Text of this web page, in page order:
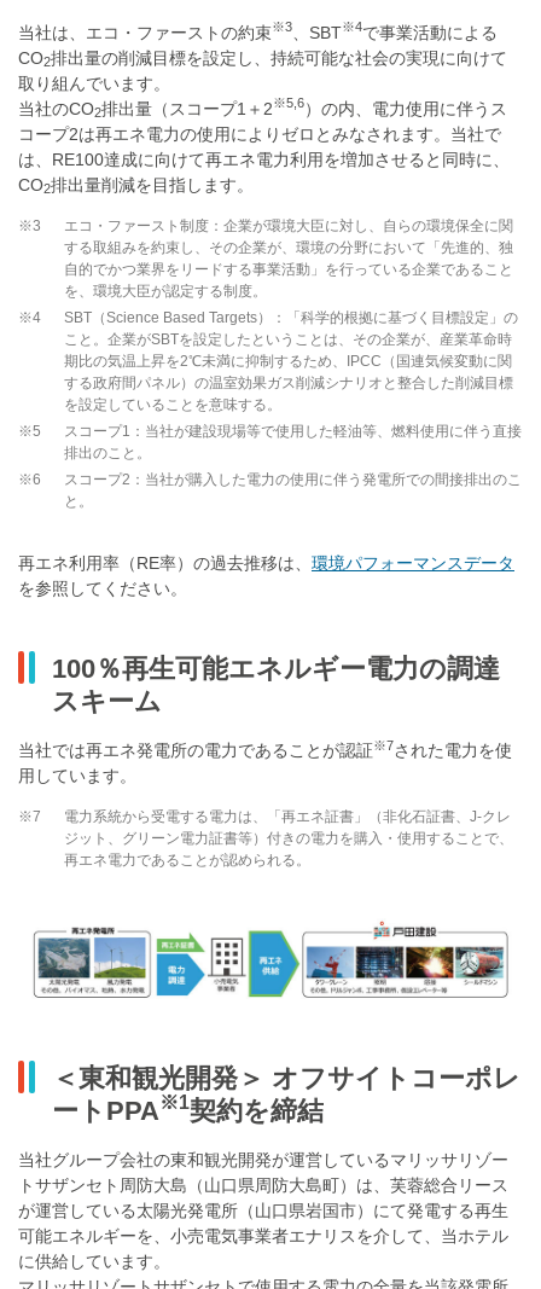
当社は、エコ・ファーストの約束※3 、SBT※4で事業活動による
CO2排出量の削減目標を設定し、持続可能な社会の実現に向けて
取り組んでいます。
当社のCO2排出量（スコープ1＋2※5,6）の内、電力使用に伴うス
コープ2は再エネ電力の使用によりゼロとみなされます。当社で
は、RE100達成に向けて再エネ電力利用を増加させると同時に、
CO2排出量削減を目指します。
※3
エコ・ファースト制度：企業が環境大臣に対し、自らの環境保全に関
する取組みを約束し、その企業が、環境の分野において「先進的、独
自的でかつ業界をリードする事業活動」を行っている企業であること
を、環境大臣が認定する制度。
※4
SBT（Science Based Targets）：「科学的根拠に基づく目標設定」の
こと。企業がSBTを設定したということは、その企業が、産業革命時
期比の気温上昇を2℃未満に抑制するため、IPCC（国連気候変動に関
する政府間パネル）の温室効果ガス削減シナリオと整合した削減目標
を設定していることを意味する。
※5
スコープ1：当社が建設現場等で使用した軽油等、燃料使用に伴う直接
排出のこと。
※6
スコープ2：当社が購入した電力の使用に伴う発電所での間接排出のこ
と。
再エネ利用率（RE率）の過去推移は、 環境パフォーマンスデータ
を参照してください。
100％再生可能エネルギー電力の調達
スキーム
当社では再エネ発電所の電力であることが認証※7された電力を使
用しています。
※7
電力系統から受電する電力は、「再エネ証書」（非化石証書、J-クレ
ジット、グリーン電力証書等）付きの電力を購入・使用することで、
再エネ電力であることが認められる。
＜東和観光開発＞ オフサイトコーポレ
ートPPA※1契約を締結
当社グループ会社の東和観光開発が運営しているマリッサリゾー
トサザンセト周防大島（山口県周防大島町）は、芙蓉総合リース
が運営している太陽光発電所（山口県岩国市）にて発電する再生
可能エネルギーを、小売電気事業者エナリスを介して、当ホテル
に供給しています。